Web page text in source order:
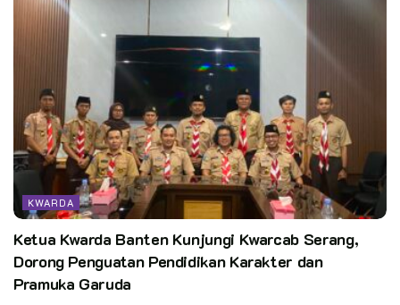
KWARDA
Ketua Kwarda Banten Kunjungi Kwarcab Serang,
Dorong Penguatan Pendidikan Karakter dan
Pramuka Garuda